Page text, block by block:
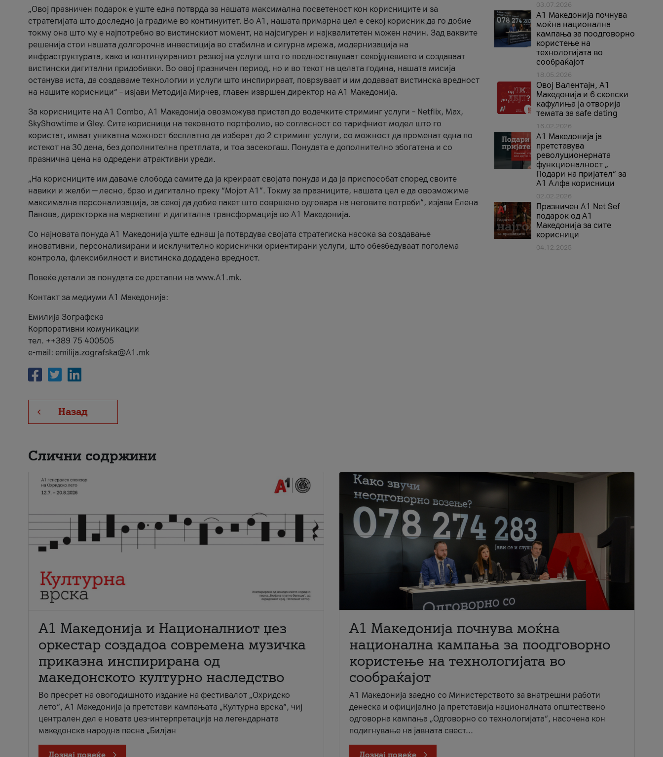
„Овој празничен подарок е уште една потврда за нашата максимална посветеност кон корисниците и за
стратегијата што доследно ја градиме во континуитет. Во А1, нашата примарна цел е секој корисник да го добие
токму она што му е најпотребно во вистинскиот момент, на најсигурен и најквалитетен можен начин. Зад ваквите
решенија стои нашата долгорочна инвестиција во стабилна и сигурна мрежа, модернизација на
инфраструктурата, како и континуираниот развој на услуги што го поедноставуваат секојдневието и создаваат
вистински дигитални придобивки. Во овој празничен период, но и во текот на целата година, нашата мисија
останува иста, да создаваме технологии и услуги што инспирираат, поврзуваат и им додаваат вистинска вредност
на нашите корисници“ – изјави Методија Мирчев, главен извршен директор на А1 Македонија.
За корисниците на A1 Combo, А1 Македонија овозможува пристап до водечките стриминг услуги – Netflix, Max,
SkyShowtime и Gley. Сите корисници на тековното портфолио, во согласност со тарифниот модел што го
користат, имаат уникатна можност бесплатно да изберат до 2 стриминг услуги, со можност да променат една по
истекот на 30 дена, без дополнителна претплата, и тоа засекогаш. Понудата е дополнително збогатена и со
празнична цена на одредени атрактивни уреди.
„На корисниците им даваме слобода самите да ја креираат својата понуда и да ја приспособат според своите
навики и желби — лесно, брзо и дигитално преку “Мојот А1”. Токму за празниците, нашата цел е да овозможиме
максимална персонализација, за секој да добие пакет што совршено одговара на неговите потреби“, изјави Елена
Панова, директорка на маркетинг и дигитална трансформација во А1 Македонија.
Со најновата понуда А1 Македонија уште еднаш ја потврдува својата стратегиска насока за создавање
иновативни, персонализирани и исклучително кориснички ориентирани услуги, што обезбедуваат поголема
контрола, флексибилност и вистинска додадена вредност.
Повеќе детали за понудата се достапни на www.А1.mk.
Контакт за медиуми А1 Македонија:
Емилија Зографска
Корпоративни комуникации
тел. ++389 75 400505
e-mail: emilija.zografska@A1.mk
Назад
03.07.2026
A1 Македонија почнува
моќна национална
кампања за поодговорно
користење на
технологијата во
сообраќајот
18.05.2026
Овој Валентајн, A1
Македонија и 6 скопски
кафулиња ја отворија
темата за safe dating
16.02.2026
А1 Македонија ја
претставува
револуционерната
функционалност „
Подари на пријател“ за
А1 Алфа корисници
02.02.2026
Празничен A1 Net Sеf
подарок од А1
Македонија за сите
корисници
04.12.2025
Слични содржини
А1 Македонија и Националниот џез
оркестар создадоа современа музичка
приказна инспирирана од
македонското културно наследство
Во пресрет на овогодишното издание на фестивалот „Охридско
лето“, А1 Македонија ја претстави кампањата „Културна врска“, чиј
централен дел е новата џез-интерпретација на легендарната
македонска народна песна „Билјан
Дознај повеќе
A1 Македонија почнува моќна
национална кампања за поодговорно
користење на технологијата во
сообраќајот
A1 Македонија заедно со Министерството за внатрешни работи
денеска и официјално ја претставија националната општествено
одговорна кампања „Одговорно со технологијата“, насочена кон
подигнување на јавната свест...
Дознај повеќе